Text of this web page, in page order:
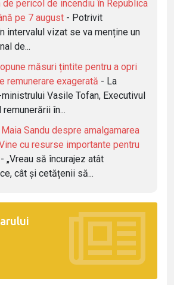
de pericol de incendiu în Republica
pe 7 august - Potrivit
intervalul vizat se va menține un
de...
măsuri țintite pentru a opri
remunerare exagerată - La
Vasile Tofan, Executivul
în...
Sandu despre amalgamarea
cu resurse importante pentru
- „Vreau să încurajez atât
cât și cetățenii să...